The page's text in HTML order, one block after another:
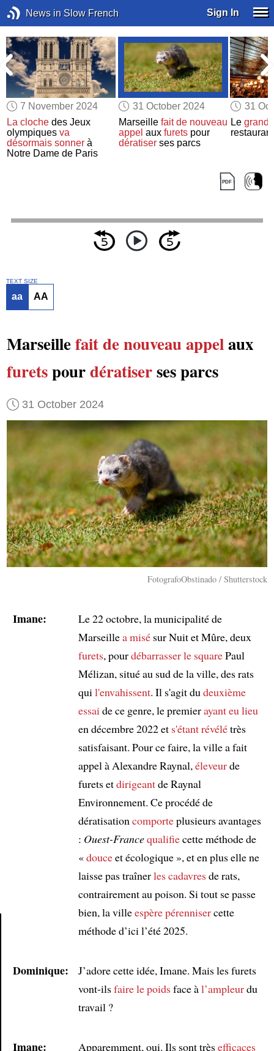
News in Slow French Sign In
7 November 2024
La clochedes Jeux
olympiques va
désormais sonnerà
Notre Dame de Paris
31 October 2024
Marseillefait de nouveau
appel auxfurets pour
dératiser ses parcs
31
Legrand
TEXT SIZE
aa AA
Marseillefait de nouveau appelaux
furetspourdératiserses parcs
31 October 2024
FotografoObstinado / Shutterstock
Imane:
Le 22 octobre, la municipalité de
Marseillea misésur Nuit et Mûre, deux
furets, pourdébarrasserle squarePaul
Mélizan, situé au sud de la ville, des rats
qui l'envahissent. Il s'agit du deuxième
essai de ce genre, le premierayant eu lieu
en décembre 2022 et s'étant révélétrès
satisfaisant. Pour ce faire, la ville a fait
appel à Alexandre Raynal, éleveurde
furets etdirigeantde Raynal
Environnement. Ce procédé de
dératisation comporteplusieurs avantages
: Ouest-Francequalifiecette méthode de
«douceet écologique », et en plus elle ne
laisse pas traînerles cadavresde rats,
contrairement au poison. Si tout se passe
bien, la villeespèrepérennisercette
méthode d’ici l’été 2025.
Dominique:
J’adore cette idée, Imane. Mais les furets
vont-ilsfaire le poidsface àl’ampleurdu
travail ?
Imane: Apparemment, oui. Ils sont trèsefficaces